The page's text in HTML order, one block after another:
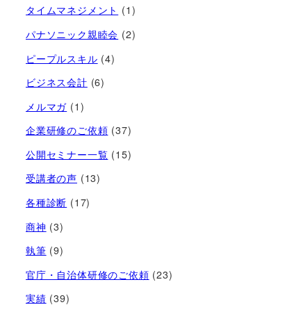
タイムマネジメント (1)
パナソニック親睦会 (2)
ピープルスキル (4)
ビジネス会計 (6)
メルマガ (1)
企業研修のご依頼 (37)
公開セミナー一覧 (15)
受講者の声 (13)
各種診断 (17)
商神 (3)
執筆 (9)
官庁・自治体研修のご依頼 (23)
実績 (39)